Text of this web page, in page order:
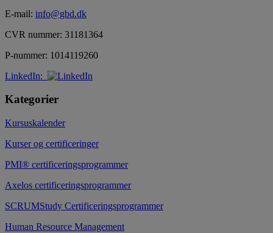
E-mail: info@gbd.dk
CVR nummer: 31181364
P-nummer: 1014119260
LinkedIn:
Kategorier
Kursuskalender
Kurser og certificeringer
PMI® certificeringsprogrammer
Axelos certificeringsprogrammer
SCRUMStudy Certificeringsprogrammer
Human Resource Management